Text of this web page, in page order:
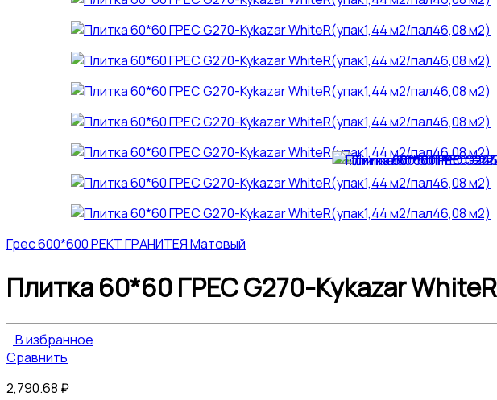
Грес 600*600 РЕКТ ГРАНИТЕЯ Матовый
Плитка 60*60 ГРЕС G270-Kykazar
В избранное
Сравнить
2,790.68 ₽